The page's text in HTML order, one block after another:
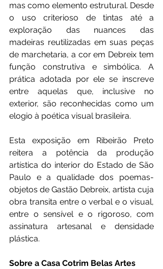
mas como elemento estrutural. Desde
o uso criterioso de tintas até a
exploração das nuances das
madeiras reutilizadas em suas peças
de marchetaria, a cor em Debreix tem
função construtiva e simbólica. A
prática adotada por ele se inscreve
entre aquelas que, inclusive no
exterior, são reconhecidas como um
elogio à poética visual brasileira.
Esta exposição em Ribeirão Preto
reitera a potência da produção
artística do interior do Estado de São
Paulo e a qualidade dos poemas-
objetos de Gastão Debreix, artista cuja
obra transita entre o verbal e o visual,
entre o sensível e o rigoroso, com
assinatura artesanal e densidade
plástica.
Sobre a Casa Cotrim Belas Artes